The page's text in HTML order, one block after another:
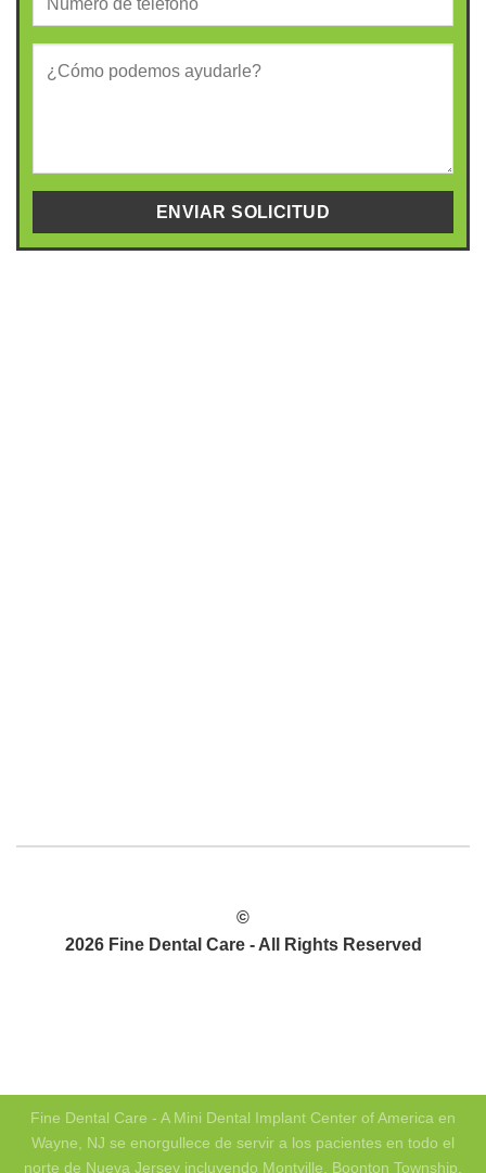
©
2026 Fine Dental Care - All Rights Reserved
Fine Dental Care - A Mini Dental Implant Center of America en
Wayne, NJ se enorgullece de servir a los pacientes en todo el
norte de Nueva Jersey incluyendo Montville, Boonton Township,